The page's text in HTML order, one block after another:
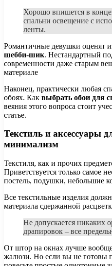
Хорошо впишется в
спальни освещение с
ленты.
Романтичные девушки оценят
шебби-шик. Нестандартный
современности даже старым
материале
Наконец, практически любая
обоях. Как выбрать обои для
веяния этого вопроса стоит
статье.
Текстиль и аксессуары
минимализм
Текстиля, как и прочих
Приветствуется только самое
постель, подушки, небольшие
Все текстильные изделия
материала сдержанной
Не допускается никаких
драпировок – все
От штор на окнах лучше вообще
жалюзи. Но если вы не готовы